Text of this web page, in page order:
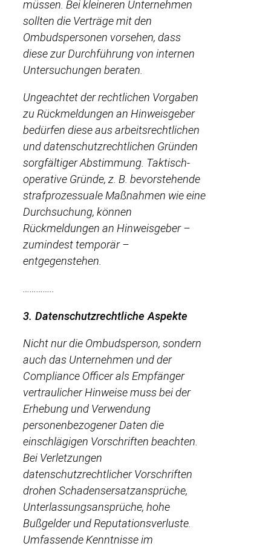
müssen. Bei kleineren Unternehmen
sollten die Verträge mit den
Ombudspersonen vorsehen, dass
diese zur Durchführung von internen
Untersuchungen beraten.
Ungeachtet der rechtlichen Vorgaben
zu Rückmeldungen an Hinweisgeber
bedürfen diese aus arbeitsrechtlichen
und datenschutzrechtlichen Gründen
sorgfältiger Abstimmung. Taktisch-
operative Gründe, z. B. bevorstehende
strafprozessuale Maßnahmen wie eine
Durchsuchung, können
Rückmeldungen an Hinweisgeber –
zumindest temporär –
entgegenstehen.
…………..
3. Datenschutzrechtliche Aspekte
Nicht nur die Ombudsperson, sondern
auch das Unternehmen und der
Compliance Officer als Empfänger
vertraulicher Hinweise muss bei der
Erhebung und Verwendung
personenbezogener Daten die
einschlägigen Vorschriften beachten.
Bei Verletzungen
datenschutzrechtlicher Vorschriften
drohen Schadensersatzansprüche,
Unterlassungsansprüche, hohe
Bußgelder und Reputationsverluste.
Umfassende Kenntnisse im